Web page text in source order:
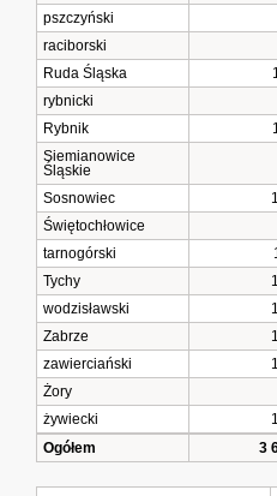
pszczyński
raciborski
Ruda Śląska
rybnicki
Rybnik
Siemianowice
Śląskie
Sosnowiec
Świętochłowice
tarnogórski
Tychy
wodzisławski
Zabrze
zawierciański
Żory
żywiecki
Ogółem
3